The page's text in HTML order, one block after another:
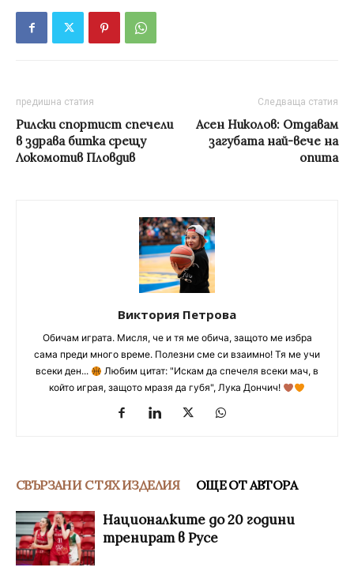
предишна статия
Рилски спортист спечели
в здрава битка срещу
Локомотив Пловдив
Следваща статия
Асен Николов: Отдавам
загубата най-вече на
опита
Виктория Петрова
Обичам играта. Мисля, че и тя ме обича, защото ме избра
сама преди много време. Полезни сме си взаимно! Тя ме учи
всеки ден...
Любим цитат: "Искам да спечеля всеки мач, в
който играя, защото мразя да губя", Лука Дончич!
СВЪРЗАНИ С ТЯХ ИЗДЕЛИЯ ОЩЕ ОТ АВТОРА
Националките до 20 години
тренират в Русе